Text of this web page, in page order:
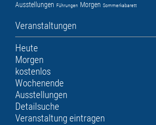
Ausstellungen Führungen Morgen Sommerkabarett
Veranstaltungen
Heute
Morgen
kostenlos
Wochenende
Ausstellungen
Detailsuche
Veranstaltung eintragen